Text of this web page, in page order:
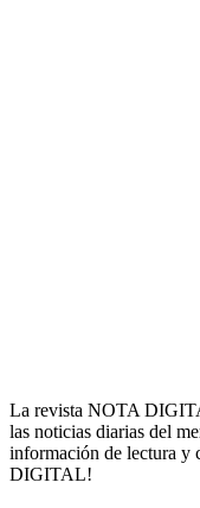
La revista NOTA
las noticias diarias del
información de lectura y
DIGITAL!